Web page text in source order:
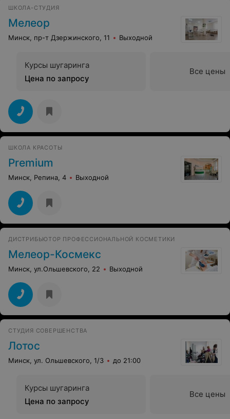
посидеть дома с ребенком! Безалаберность полная. И
Пришлось срочно идти в салон и отдавать за эту
процедуру немалые деньги. И уж поверьте – ученика я
бы тоже не оставила без вознаграждения.
ШКОЛА-СТУДИЯ
Мелеор
Минск, пр-т Дзержинского, 11 Выходной
Курсы шугаринга
Цена по запросу
Все цены
ШКОЛА КРАСОТЫ
Premium
Минск, Репина, 4 Выходной
ДИСТРИБЬЮТОР ПРОФЕССИОНАЛЬНОЙ КОСМЕТИКИ
Мелеор-Космекс
Минск, ул.Ольшевского, 22 Выходной
СТУДИЯ СОВЕРШЕНСТВА
Лотос
Минск, ул. Ольшевского, 1/3 до 21:00
Курсы шугаринга
Цена по запросу
Все цены